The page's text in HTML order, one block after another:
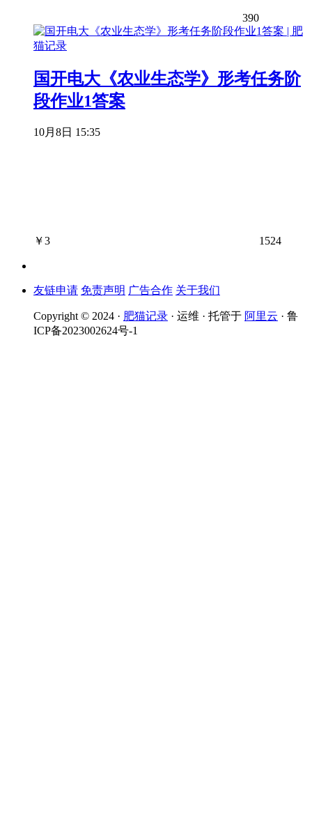
390
国开电大《农业生态学》形考任务阶
段作业1答案
10月8日 15:35
￥3 1524
友链申请 免责声明 广告合作 关于我们
Copyright © 2024 · 肥猫记录 · 运维 · 托管于 阿里云 · 鲁
ICP备2023002624号-1